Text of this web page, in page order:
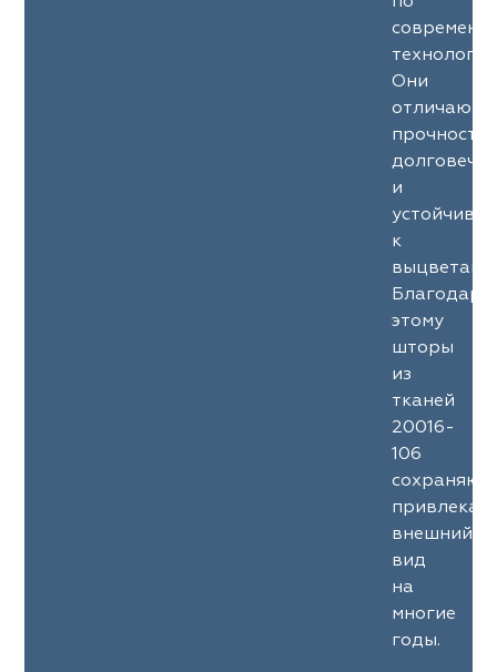
Они
и
к
Благодаря
этому
шторы
из
тканей
20016-
106
сохраняют
внешний
вид
на
многие
годы.